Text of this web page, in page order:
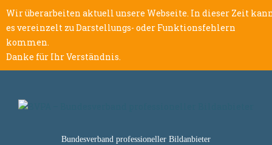
Wir überarbeiten aktuell unsere Webseite. In dieser Zeit
es vereinzelt zu Darstellungs- oder Funktionsfehlern
kommen.
Danke für Ihr Verständnis.
Bundesverband professioneller Bildanbieter